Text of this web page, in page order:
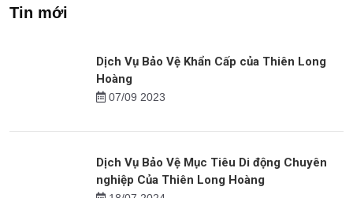
Tin mới
Dịch Vụ Bảo Vệ Khẩn Cấp của Thiên Long
Hoàng
07/09 2023
Dịch Vụ Bảo Vệ Mục Tiêu Di động Chuyên
nghiệp Của Thiên Long Hoàng